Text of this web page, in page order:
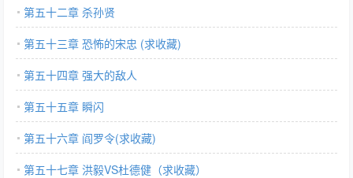
第五十二章 杀孙贤
第五十三章 恐怖的宋忠 (求收藏)
第五十四章 强大的敌人
第五十五章 瞬闪
第五十六章 阎罗令(求收藏)
第五十七章 洪毅VS杜德健（求收藏）